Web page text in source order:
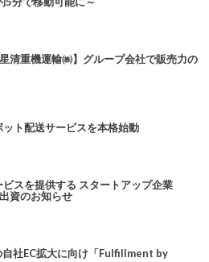
清重機運輸㈱】グループ会社で販売力の
ト配送サービスを本格始動
スを提供する スタートアップ企業
資のお知らせ
社EC拡大に向け「Fulfillment by